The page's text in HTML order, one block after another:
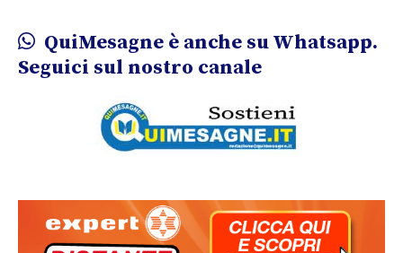
QuiMesagne è anche su Whatsapp.
Seguici sul nostro canale